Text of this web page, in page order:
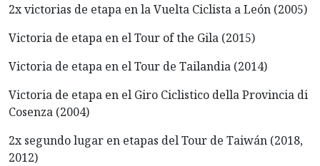
2x victorias de etapa en la Vuelta Ciclista a León (2005)
Victoria de etapa en el Tour of the Gila (2015)
Victoria de etapa en el Tour de Tailandia (2014)
Victoria de etapa en el Giro Ciclistico della Provincia di
Cosenza (2004)
2x segundo lugar en etapas del Tour de Taiwán (2018,
2012)